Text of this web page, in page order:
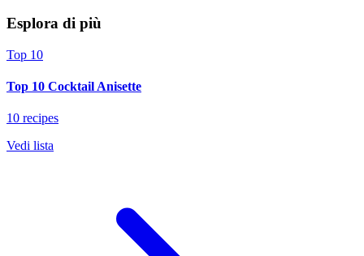
Esplora di più
Top 10
Top 10 Cocktail Anisette
10 recipes
Vedi lista